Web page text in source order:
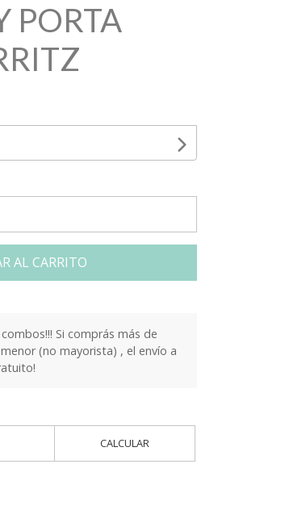
PORTA
AL CARRITO
Si comprás más de
(no mayorista) , el envío a
CALCULAR